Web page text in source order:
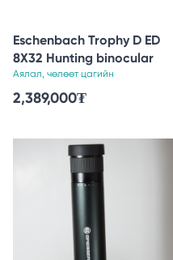
Eschenbach Trophy D ED
8X32 Hunting binocular
Аялал, чөлөөт цагийн
2,389,000₮